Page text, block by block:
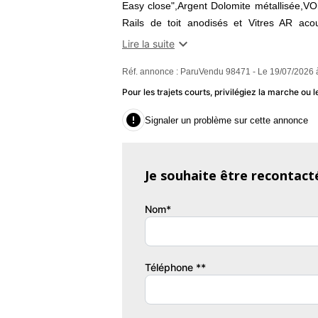
Easy close",Argent Dolomite
Rails de toit anodisés et Vitres AR
000km,App-Connect avec et sans fil -
libres Bluetooth,Jantes Alu 17"
stationnement,Fonction MP3,Follow
LED,Feux arrière à LED,ESP,Ecran
automatique tri-zones,Capteur de
App-Connect avec et sans fil - Apple /
Couleur
Lire la suite 
Réf. annonce : ParuVendu 98471 - Le 19/07/2026
Pour les trajets courts, privilégiez la marche ou
 Signaler un problème sur cette annonce
Je souhaite être
Nom*
Téléphone **